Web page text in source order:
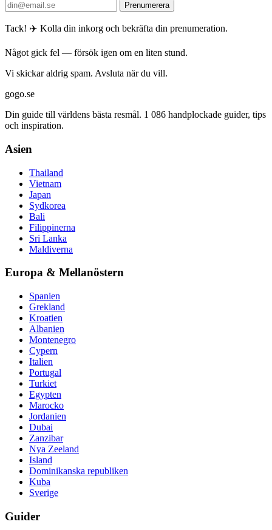
Prenumerera
Tack! ✈️ Kolla din inkorg och bekräfta din prenumeration.
Något gick fel — försök igen om en liten stund.
Vi skickar aldrig spam. Avsluta när du vill.
gogo.se
Din guide till världens bästa resmål. 1 086 handplockade guider, tips
och inspiration.
Asien
Thailand
Vietnam
Japan
Sydkorea
Bali
Filippinerna
Sri Lanka
Maldiverna
Europa & Mellanöstern
Spanien
Grekland
Kroatien
Albanien
Montenegro
Cypern
Italien
Portugal
Turkiet
Egypten
Marocko
Jordanien
Dubai
Zanzibar
Nya Zeeland
Island
Dominikanska republiken
Kuba
Sverige
Guider